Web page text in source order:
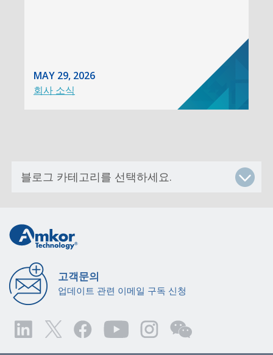
MAY 29, 2026
회사 소식
고객문의
업데이트 관련 이메일 구독 신청